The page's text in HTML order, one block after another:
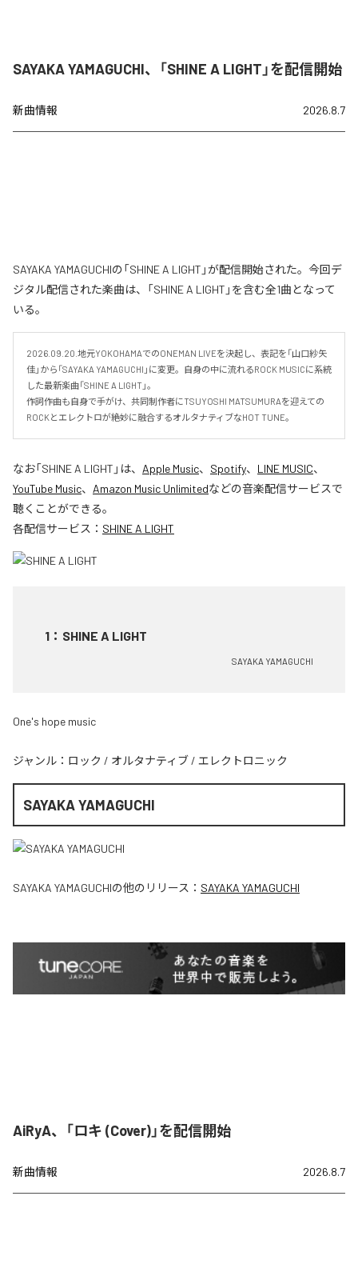
SAYAKA YAMAGUCHI、「SHINE A LIGHT」を配信開始
新曲情報 2026.8.7
SAYAKA YAMAGUCHIの「SHINE A LIGHT」が配信開始された。今回デ
ジタル配信された楽曲は、「SHINE A LIGHT」を含む全1曲となって
いる。
2026.09.20.地元YOKOHAMAでのONEMAN LIVEを決起し、表記を「山口紗矢
佳」から「SAYAKA YAMAGUCHI」に変更。自身の中に流れるROCK MUSICに系統
した最新楽曲「SHINE A LIGHT」。
作詞作曲も自身で手がけ、共同制作者にTSUYOSHI MATSUMURAを迎えての
ROCKとエレクトロが絶妙に融合するオルタナティブなHOT TUNE。
なお「SHINE A LIGHT 」は、 Apple Music、 Spotify、 LINE MUSIC、
YouTube Music、 Amazon Music Unlimitedなどの音楽配信サービスで
聴くことができる。
各配信サービス： SHINE A LIGHT
1 ： SHINE A LIGHT
SAYAKA YAMAGUCHI
One's hope music
ジャンル： ロック / オルタナティブ / エレクトロニック
SAYAKA YAMAGUCHI
SAYAKA YAMAGUCHIの他のリリース： SAYAKA YAMAGUCHI
AiRyA、「ロキ (Cover)」を配信開始
新曲情報 2026.8.7